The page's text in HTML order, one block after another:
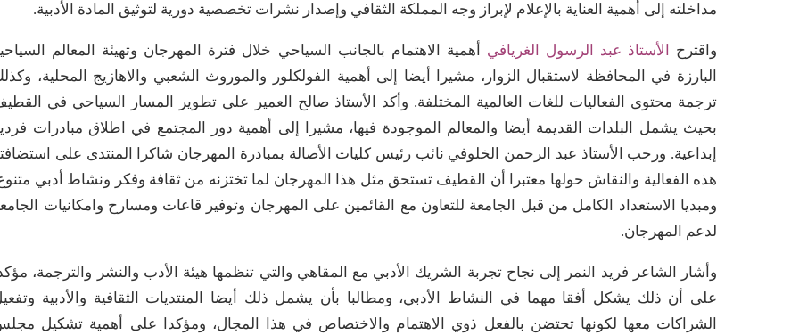
مداخلته إلى أهمية العناية بالإعلام لإبراز وجه المملكة الثقافي وإصدار نشرات تخصصية دورية لتوثيق المادة الأدبية.
واقترح الأستاذ عبد الرسول الغريافي أهمية الاهتمام بالجانب السياحي خلال فترة المهرجان وتهيئة المعالم
البارزة في المحافظة لاستقبال الزوار، مشيرا أيضا إلى أهمية الفولكلور والموروث الشعبي والاهازيج المحلية،
ترجمة محتوى الفعاليات للغات العالمية المختلفة. وأكد الأستاذ صالح العمير على تطوير المسار السياحي في
بحيث يشمل البلدات القديمة أيضا والمعالم الموجودة فيها، مشيرا إلى أهمية دور المجتمع في اطلاق مبادرات
إبداعية. ورحب الأستاذ عبد الرحمن الخلوفي نائب رئيس كليات الأصالة بمبادرة المهرجان شاكرا المنتدى على
هذه الفعالية والنقاش حولها معتبرا أن القطيف تستحق مثل هذا المهرجان لما تختزنه من ثقافة وفكر ونشاط أدبي
ومبديا الاستعداد الكامل من قبل الجامعة للتعاون مع القائمين على المهرجان وتوفير قاعات ومسارح وامكانيات
لدعم المهرجان.
وأشار الشاعر فريد النمر إلى نجاح تجربة الشريك الأدبي مع المقاهي والتي تنظمها هيئة الأدب والنشر والترجمة،
على أن ذلك يشكل أفقا مهما في النشاط الأدبي، ومطالبا بأن يشمل ذلك أيضا المنتديات الثقافية والأدبية
الشراكات معها لكونها تحتضن بالفعل ذوي الاهتمام والاختصاص في هذا المجال، ومؤكدا على أهمية تشكيل